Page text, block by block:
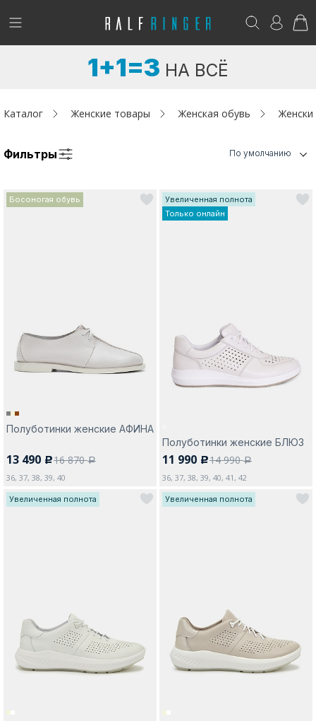
!
Женщинам
Изменить город
О компании
Возникли вопросы? - club@ralf.ru
1+1=3 НА ВСЁ
Каталог Женские товары Женская обувь
Фильтры По умолчанию
Босоногая обувь
Полуботинки женские АФИНА
13 490 c16 870a
36, 37, 38, 39, 40
Увеличенная полнота
Только онлайн
Полуботинки женские БЛЮЗ
11 990 c14 990a
36, 37, 38, 39, 40, 41, 42
Увеличенная полнота Увеличенная полнота